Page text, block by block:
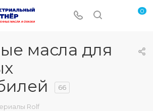
0
масла для
66
Rolf